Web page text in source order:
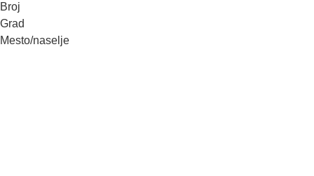
Broj
Grad
Mesto/naselje